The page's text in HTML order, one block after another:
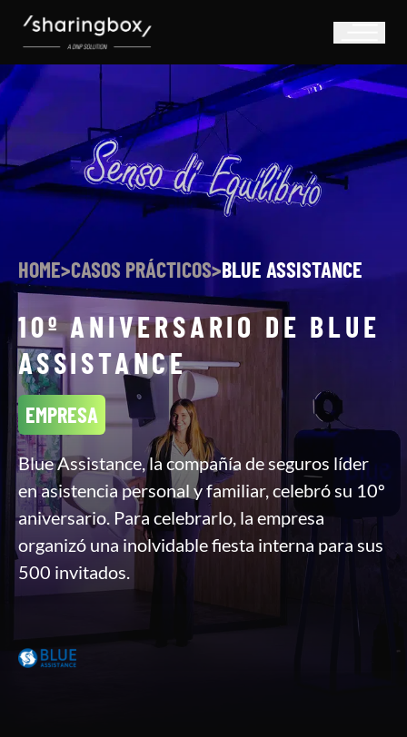
HOME>CASOS PRÁCTICOS>BLUE ASSISTANCE
10º ANIVERSARIO DE BLUE
ASSISTANCE
EMPRESA
Blue Assistance, la compañía de seguros líder
en asistencia personal y familiar, celebró su 10º
aniversario. Para celebrarlo, la empresa
organizó una inolvidable fiesta interna para sus
500 invitados.